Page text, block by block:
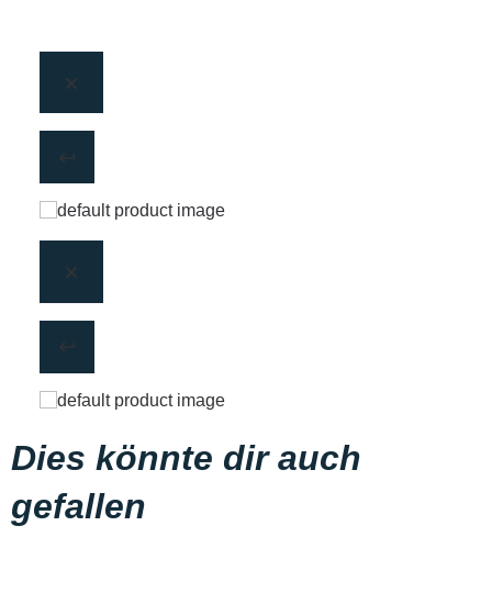
Dies könnte dir auch
gefallen